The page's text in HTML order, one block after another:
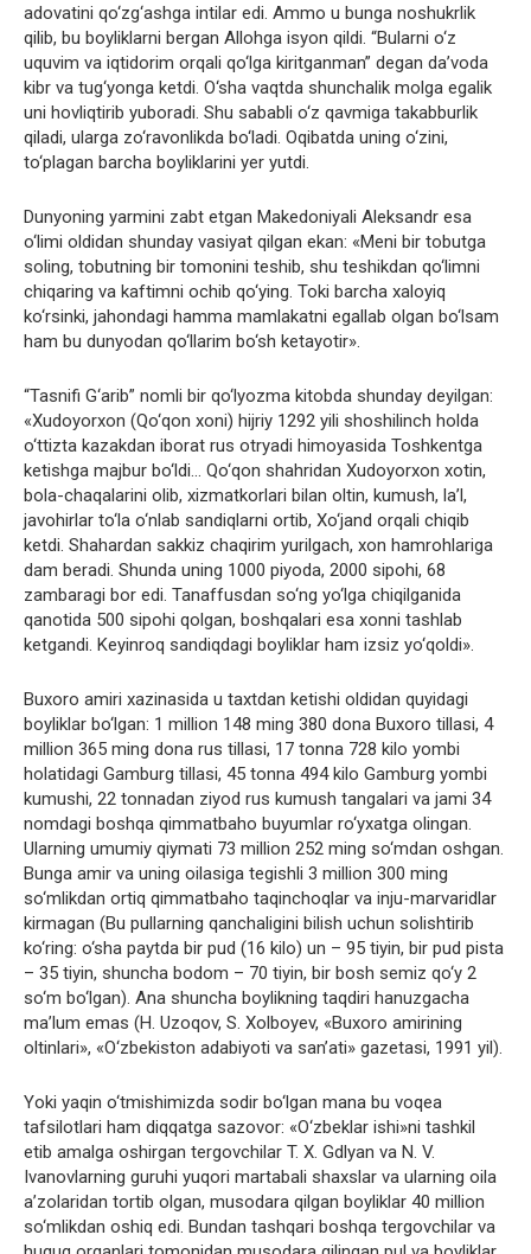
adovatini qo‘zg‘ashga intilar edi. Ammo u bunga noshukrlik
qilib, bu boyliklarni bergan Allohga isyon qildi. “Bularni o‘z
uquvim va iqtidorim orqali qo‘lga kiritganman” degan da’voda
kibr va tug‘yonga ketdi. O‘sha vaqtda shunchalik molga egalik
uni hovliqtirib yuboradi. Shu sababli o‘z qavmiga takabburlik
qiladi, ularga zo‘ravonlikda bo‘ladi. Oqibatda uning o‘zini,
to‘plagan barcha boyliklarini yer yutdi.
Dunyoning yarmini zabt etgan Makedoniyali Aleksandr esa
o‘limi oldidan shunday vasiyat qilgan ekan: «Meni bir tobutga
soling, tobutning bir tomonini teshib, shu teshikdan qo‘limni
chiqaring va kaftimni ochib qo‘ying. Toki barcha xaloyiq
ko‘rsinki, jahondagi hamma mamlakatni egallab olgan bo‘lsam
ham bu dunyodan qo‘llarim bo‘sh ketayotir».
“Tasnifi G‘arib” nomli bir qo‘lyozma kitobda shunday deyilgan:
«Xudoyorxon (Qo‘qon xoni) hijriy 1292 yili shoshilinch holda
o‘ttizta kazakdan iborat rus otryadi himoyasida Toshkentga
ketishga majbur bo‘ldi… Qo‘qon shahridan Xudoyorxon xotin,
bola-chaqalarini olib, xizmatkorlari bilan oltin, kumush, la’l,
javohirlar to‘la o‘nlab sandiqlarni ortib, Xo‘jand orqali chiqib
ketdi. Shahardan sakkiz chaqirim yurilgach, xon hamrohlariga
dam beradi. Shunda uning 1000 piyoda, 2000 sipohi, 68
zambaragi bor edi. Tanaffusdan so‘ng yo‘lga chiqilganida
qanotida 500 sipohi qolgan, boshqalari esa xonni tashlab
ketgandi. Keyinroq sandiqdagi boyliklar ham izsiz yo‘qoldi».
Buxoro amiri xazinasida u taxtdan ketishi oldidan quyidagi
boyliklar bo‘lgan: 1 million 148 ming 380 dona Buxoro tillasi, 4
million 365 ming dona rus tillasi, 17 tonna 728 kilo yombi
holatidagi Gamburg tillasi, 45 tonna 494 kilo Gamburg yombi
kumushi, 22 tonnadan ziyod rus kumush tangalari va jami 34
nomdagi boshqa qimmatbaho buyumlar ro‘yxatga olingan.
Ularning umumiy qiymati 73 million 252 ming so‘mdan oshgan.
Bunga amir va uning oilasiga tegishli 3 million 300 ming
so‘mlikdan ortiq qimmatbaho taqinchoqlar va inju-marvaridlar
kirmagan (Bu pullarning qanchaligini bilish uchun solishtirib
ko‘ring: o‘sha paytda bir pud (16 kilo) un – 95 tiyin, bir pud pista
– 35 tiyin, shuncha bodom – 70 tiyin, bir bosh semiz qo‘y 2
so‘m bo‘lgan). Ana shuncha boylikning taqdiri hanuzgacha
ma’lum emas (H. Uzoqov, S. Xolboyev, «Buxoro amirining
oltinlari», «O‘zbekiston adabiyoti va san’ati» gazetasi, 1991 yil).
Yoki yaqin o‘tmishimizda sodir bo‘lgan mana bu voqea
tafsilotlari ham diqqatga sazovor: «O‘zbeklar ishi»ni tashkil
etib amalga oshirgan tergovchilar T. X. Gdlyan va N. V.
Ivanovlarning guruhi yuqori martabali shaxslar va ularning oila
a’zolaridan tortib olgan, musodara qilgan boyliklar 40 million
so‘mlikdan oshiq edi. Bundan tashqari boshqa tergovchilar va